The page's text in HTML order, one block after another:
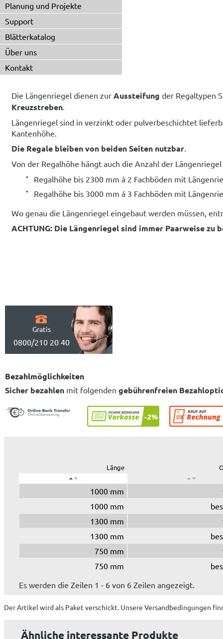
Planung und Projekte
Support
Blätterkatalog
Über uns
Kontakt
Die Längenriegel dienen zur Aussteifung der Regaltypen
Kreuzstreben.
Längenriegel sind in verzinkt oder pulverbeschichtet
Kantenhöhe.
Die Regale bleiben von beiden Seiten nutzbar.
Von der Regalhöhe hängt auch die Anzahl der Längenriegel
Regalhöhe bis 2300 mm á 2 Fachböden mit
Regalhöhe bis 3000 mm á 3 Fachböden mit
Wo genau die Längenriegel eingebaut werden müssen,
ACHTUNG: Die Längenriegel sind immer Paarweise
Gratis
0800/210 20 40
Bezahlmöglichkeiten
Sicher bezahlen mit folgenden gebührenfreien
Länge
1000 mm
1000 mm
1300 mm
1300 mm
750 mm
750 mm
Es werden die Zeilen 1 - 6 von 6 Zeilen angezeigt.
Der Artikel wirdals Paket verschickt. Unsere Versandbedingungen
Ähnliche interessante Produkte